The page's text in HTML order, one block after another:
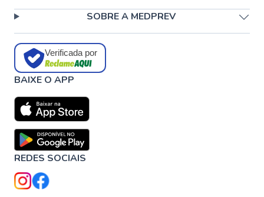
SOBRE A MEDPREV
Verificada por
BAIXE O APP
REDES SOCIAIS